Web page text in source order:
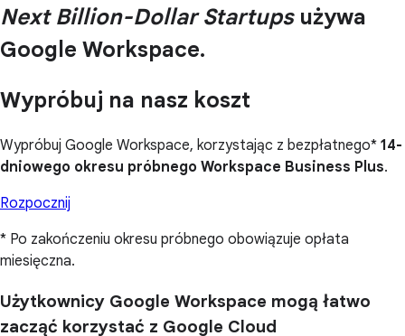
Next Billion-Dollar Startupsużywa
Google Workspace.
Wypróbuj na nasz koszt
Wypróbuj Google Workspace, korzystając z bezpłatnego* 14-
dniowego okresu próbnego Workspace Business Plus.
Rozpocznij
* Po zakończeniu okresu próbnego obowiązuje opłata
miesięczna.
Użytkownicy Google Workspace mogą łatwo
zacząć korzystać z Google Cloud